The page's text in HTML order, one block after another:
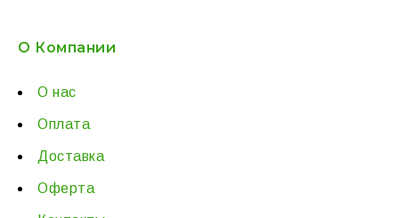
О Компании
О нас
Оплата
Доставка
Оферта